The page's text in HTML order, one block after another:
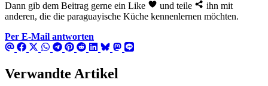
Dann gib dem Beitrag gerne ein Like
und teile
ihn mit
anderen, die die paraguayische Küche kennenlernen möchten.
Per E-Mail antworten
Verwandte Artikel